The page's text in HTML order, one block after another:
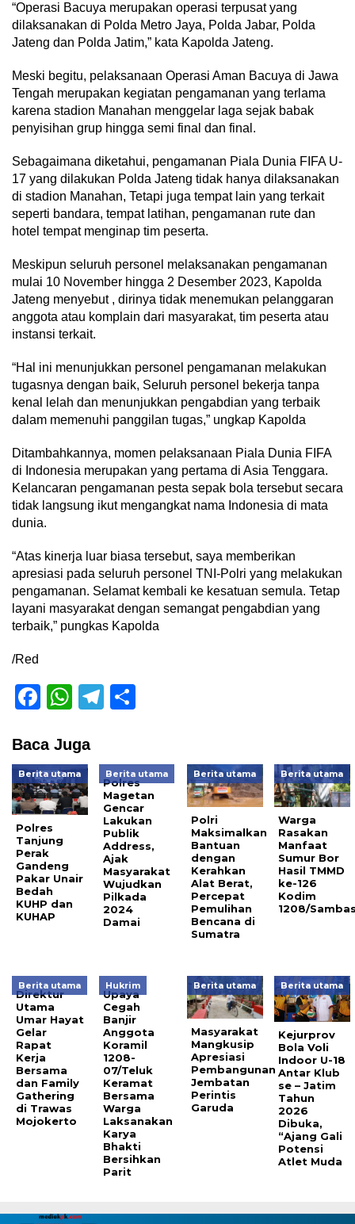
“Operasi Bacuya merupakan operasi terpusat yang
dilaksanakan di Polda Metro Jaya, Polda Jabar, Polda
Jateng dan Polda Jatim,” kata Kapolda Jateng.
Meski begitu, pelaksanaan Operasi Aman Bacuya di Jawa
Tengah merupakan kegiatan pengamanan yang terlama
karena stadion Manahan menggelar laga sejak babak
penyisihan grup hingga semi final dan final.
Sebagaimana diketahui, pengamanan Piala Dunia FIFA U-
17 yang dilakukan Polda Jateng tidak hanya dilaksanakan
di stadion Manahan, Tetapi juga tempat lain yang terkait
seperti bandara, tempat latihan, pengamanan rute dan
hotel tempat menginap tim peserta.
Meskipun seluruh personel melaksanakan pengamanan
mulai 10 November hingga 2 Desember 2023, Kapolda
Jateng menyebut , dirinya tidak menemukan pelanggaran
anggota atau komplain dari masyarakat, tim peserta atau
instansi terkait.
“Hal ini menunjukkan personel pengamanan melakukan
tugasnya dengan baik, Seluruh personel bekerja tanpa
kenal lelah dan menunjukkan pengabdian yang terbaik
dalam memenuhi panggilan tugas,” ungkap Kapolda
Ditambahkannya, momen pelaksanaan Piala Dunia FIFA
di Indonesia merupakan yang pertama di Asia Tenggara.
Kelancaran pengamanan pesta sepak bola tersebut secara
tidak langsung ikut mengangkat nama Indonesia di mata
dunia.
“Atas kinerja luar biasa tersebut, saya memberikan
apresiasi pada seluruh personel TNI-Polri yang melakukan
pengamanan. Selamat kembali ke kesatuan semula. Tetap
layani masyarakat dengan semangat pengabdian yang
terbaik,” pungkas Kapolda
/Red
Facebook
WhatsApp
Telegram
Baca Juga
Berita utama
Polres
Tanjung
Perak
Gandeng
Pakar Unair
Bedah
KUHP dan
KUHAP
Berita utama
Polres
Magetan
Gencar
Lakukan
Publik
Address,
Ajak
Masyarakat
Wujudkan
Pilkada
2024
Damai
Berita utama
Polri
Maksimalkan
Bantuan
dengan
Kerahkan
Alat Berat,
Percepat
Pemulihan
Bencana di
Sumatra
Berita utama
Warga
Rasakan
Manfaat
Sumur Bor
Hasil TMMD
ke-126
Kodim
1208/
Berita utama
Direktur
Utama
Umar Hayat
Gelar
Rapat
Kerja
Bersama
dan Family
Gathering
di Trawas
Mojokerto
Hukrim
Upaya
Cegah
Banjir
Anggota
Koramil
1208-
07/Teluk
Keramat
Bersama
Warga
Laksanakan
Karya
Bhakti
Bersihkan
Parit
Berita utama
Masyarakat
Mangkusip
Apresiasi
Pembangunan
Jembatan
Perintis
Garuda
Berita utama
Kejurprov
Bola Voli
Indoor U-18
Antar Klub
se – Jatim
Tahun
2026
Dibuka,
“Ajang Gali
Potensi
Atlet Muda